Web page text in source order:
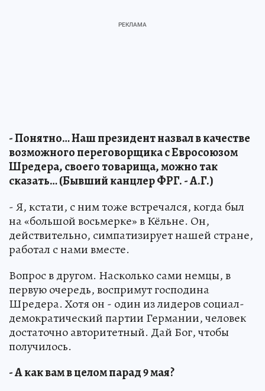
- Понятно… Наш президент назвал в качестве
возможного переговорщика с Евросоюзом
Шредера, своего товарища, можно так
сказать… (Бывший канцлер ФРГ. - А.Г.)
- Я, кстати, с ним тоже встречался, когда был
на «большой восьмерке» в Кёльне. Он,
действительно, симпатизирует нашей стране,
работал с нами вместе.
Вопрос в другом. Насколько сами немцы, в
первую очередь, воспримут господина
Шредера. Хотя он - один из лидеров социал-
демократический партии Германии, человек
достаточно авторитетный. Дай Бог, чтобы
получилось.
- А как вам в целом парад 9 мая?